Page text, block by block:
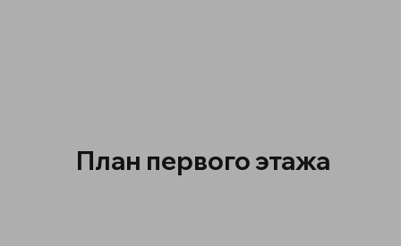
План первого этажа